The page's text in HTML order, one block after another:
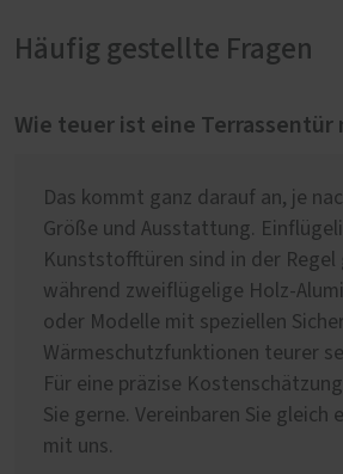
Häufig gestellte Fragen
Wie teuer ist eine Terrassentür
Das kommt ganz darauf an, je
Größe und Ausstattung.
Kunststofftüren sind in der Regel
während zweiflügelige Holz-
oder Modelle mit speziellen
Wärmeschutzfunktionen teurer
Für eine präzise
Sie gerne. Vereinbaren Sie gleich
mit uns.